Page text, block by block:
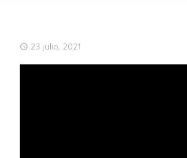
23 julio, 2021